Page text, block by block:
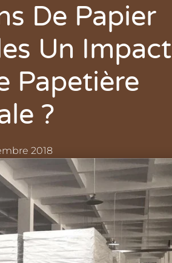
De Papier
Un Impact
Papetière
?
2018